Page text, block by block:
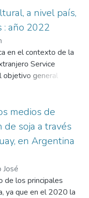
a nivel país,
: año 2022
en el contexto de la
Service
objetivo general
su filosofía
humano en
cualitativo, de
y secundarios,
el análisis
directa a fin de
pertinentes
medios de
soja a través
en Argentina
José
de los principales
ya que en el 2020 la